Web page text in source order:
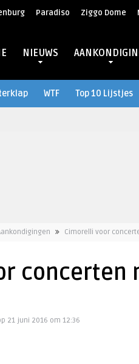
Paradiso Ziggo Dome
NIEUWS
WTF Top 10 Lijstjes
Cimorelli voor
concerten
21 juni 2016 om 12:36